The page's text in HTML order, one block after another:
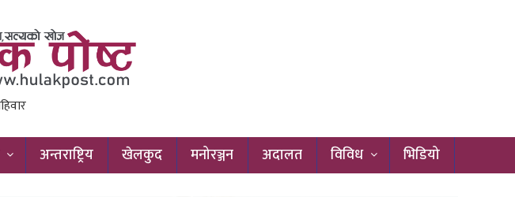
अन्तराष्ट्रिय खेलकुद मनोरञ्जन अदालत विविध भिडियो